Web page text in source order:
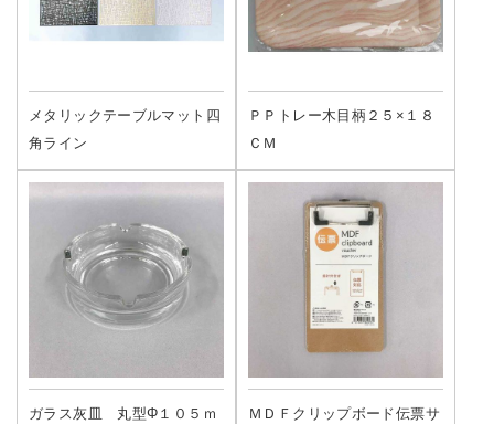
メタリックテーブルマット四
角ライン
ＰＰトレー木目柄２５×１８
ＣＭ
ガラス灰皿 丸型Φ１０５ｍ
ＭＤＦクリップボード伝票サ